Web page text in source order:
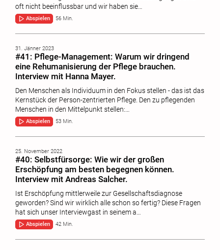
oft nicht beeinflussbar und wir haben sie…
Abspielen 56 Min.
31. Jänner 2023
#41: Pflege-Management: Warum wir dringend
eine Rehumanisierung der Pflege brauchen.
Interview mit Hanna Mayer.
Den Menschen als Individuum in den Fokus stellen - das ist das
Kernstück der Person-zentrierten Pflege. Den zu pflegenden
Menschen in den Mittelpunkt stellen:…
Abspielen 53 Min.
25. November 2022
#40: Selbstfürsorge: Wie wir der großen
Erschöpfung am besten begegnen können.
Interview mit Andreas Salcher.
Ist Erschöpfung mittlerweile zur Gesellschaftsdiagnose
geworden? Sind wir wirklich alle schon so fertig? Diese Fragen
hat sich unser Interviewgast in seinem a…
Abspielen 42 Min.